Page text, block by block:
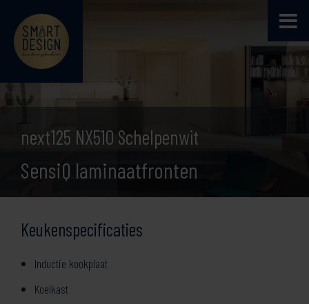
next125 NX510 Schelpenwit
SensiQ laminaatfronten
Keukenspecificaties
Inductie kookplaat
Koelkast